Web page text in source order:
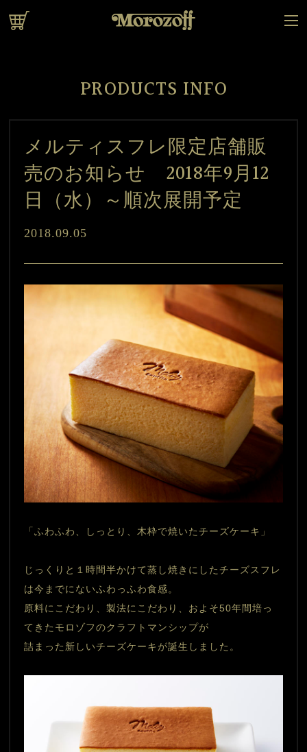
PRODUCTS INFO
メルティスフレ限定店舗販
売のお知らせ 2018年9月12
日（水）～順次展開予定
2018.09.05
「ふわふわ、しっとり、木枠で焼いたチーズケーキ」
じっくりと１時間半かけて蒸し焼きにしたチーズスフレ
は今までにないふわっふわ食感。
原料にこだわり、製法にこだわり、およそ50年間培っ
てきたモロゾフのクラフトマンシップが
詰まった新しいチーズケーキが誕生しました。